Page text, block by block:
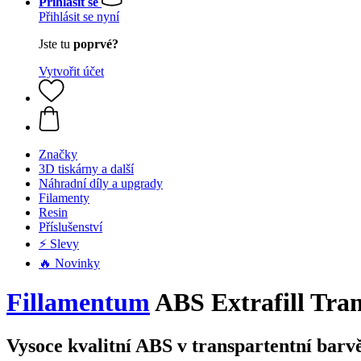
Přihlásit se nyní
Jste tu poprvé?
Vytvořit účet
Značky
3D tiskárny a další
Náhradní díly a upgrady
Filamenty
Resin
Příslušenství
⚡ Slevy
🔥 Novinky
FillamentumABS Extrafill
Vysoce kvalitní ABS v transpartentní